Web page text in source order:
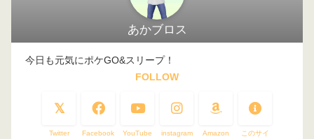
あかブロス
今日も元気にポケGO&スリープ！
FOLLOW
Twitter Facebook YouTube instagram Amazon このサイ